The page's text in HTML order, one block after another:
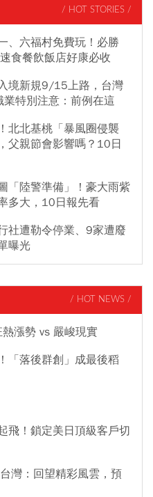
/ HOT STORIES /
、六福村免費玩！必勝
食餐飲飯店好康必收
境新規9/15上路，台灣
特別注意：前例在這
北北基桃「暴風圈侵襲
父親節會影響嗎？10日
「陸警準備」！豪大雨紫
多大，10日報先看
社遭勒令停業、9家遭廢
曝光
/ HOT NEWS /
漲勢 vs 嚴峻現實
「落後群創」成最後稻
飛！鎖定美日頂級客戶切
灣：回望精彩風雲，預